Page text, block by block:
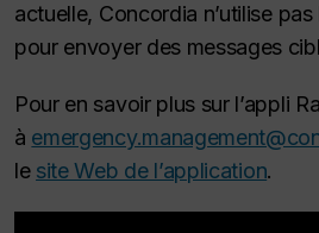
actuelle, Concordia n’utilise
pour envoyer des messages
Pour en savoir plus sur l’appli
à
le site Web de l’application.